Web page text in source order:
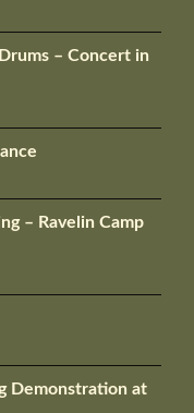
– Concert in
– Ravelin Camp
Demonstration at